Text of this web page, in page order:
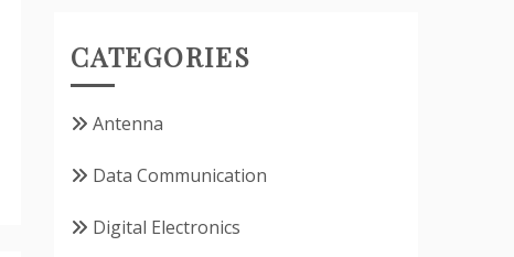
CATEGORIES
Antenna
Data Communication
Digital Electronics